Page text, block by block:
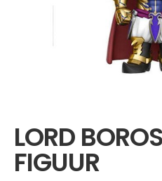
begin
van
de
afbeeldingen-
LORD
FIGUUR